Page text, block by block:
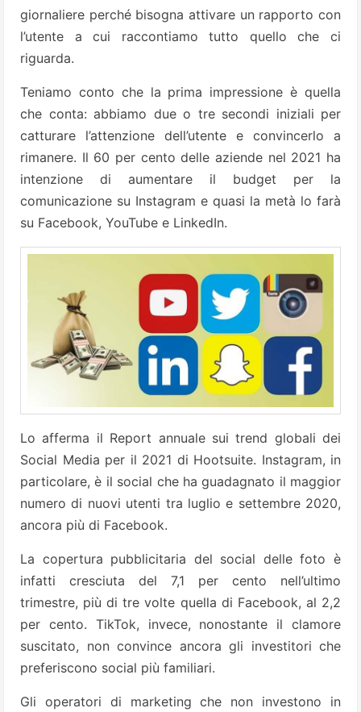
giornaliere perché bisogna attivare un rapporto con
l’utente a cui raccontiamo tutto quello che ci
riguarda.
Teniamo conto che la prima impressione è quella
che conta: abbiamo due o tre secondi iniziali per
catturare l’attenzione dell’utente e convincerlo a
rimanere. Il 60 per cento delle aziende nel 2021 ha
intenzione di aumentare il budget per la
comunicazione su Instagram e quasi la metà lo farà
su Facebook, YouTube e LinkedIn.
Lo afferma il Report annuale sui trend globali dei
Social Media per il 2021 di Hootsuite. Instagram, in
particolare, è il social che ha guadagnato il maggior
numero di nuovi utenti tra luglio e settembre 2020,
ancora più di Facebook.
La copertura pubblicitaria del social delle foto è
infatti cresciuta del 7,1 per cento nell’ultimo
trimestre, più di tre volte quella di Facebook, al 2,2
per cento. TikTok, invece, nonostante il clamore
suscitato, non convince ancora gli investitori che
preferiscono social più familiari.
Gli operatori di marketing che non investono in